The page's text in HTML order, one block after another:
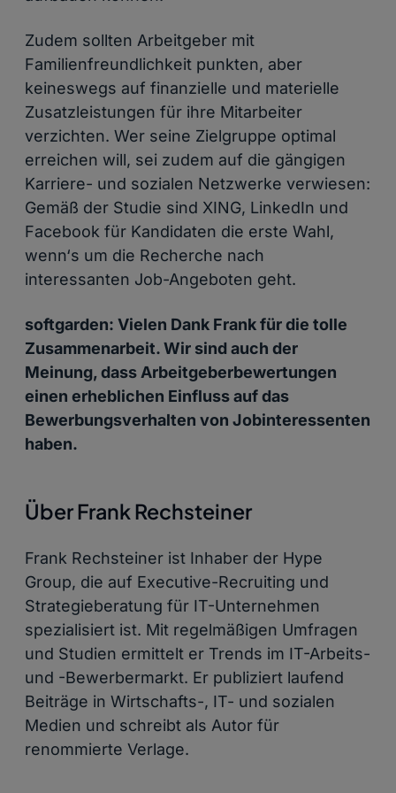
Zudem sollten Arbeitgeber mit
Familienfreundlichkeit punkten, aber
keineswegs auf finanzielle und materielle
Zusatzleistungen für ihre Mitarbeiter
verzichten. Wer seine Zielgruppe optimal
erreichen will, sei zudem auf die gängigen
Karriere- und sozialen Netzwerke verwiesen:
Gemäß der Studie sind XING, LinkedIn und
Facebook für Kandidaten die erste Wahl,
wenn‘s um die Recherche nach
interessanten Job-Angeboten geht.
softgarden: Vielen Dank Frank für die tolle
Zusammenarbeit. Wir sind auch der
Meinung, dass Arbeitgeberbewertungen
einen erheblichen Einfluss auf das
Bewerbungsverhalten von Jobinteressenten
haben.
Über Frank Rechsteiner
Frank Rechsteiner ist Inhaber der Hype
Group, die auf Executive-Recruiting und
Strategieberatung für IT-Unternehmen
spezialisiert ist. Mit regelmäßigen Umfragen
und Studien ermittelt er Trends im IT-Arbeits-
und -Bewerbermarkt. Er publiziert laufend
Beiträge in Wirtschafts-, IT- und sozialen
Medien und schreibt als Autor für
renommierte Verlage.